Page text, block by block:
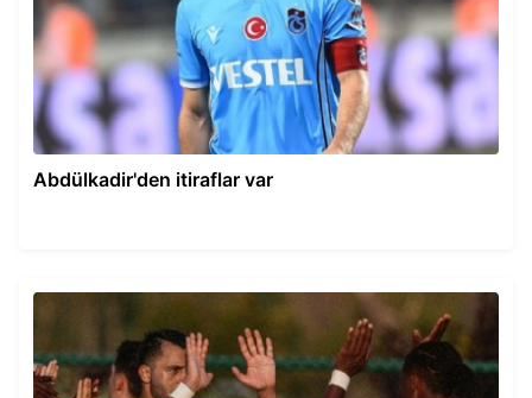
Abdülkadir'den itiraflar var